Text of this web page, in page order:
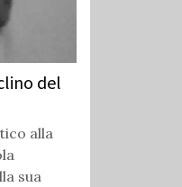
del
alla
sua